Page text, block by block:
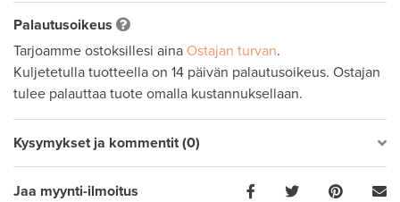
Palautusoikeus
Tarjoamme ostoksillesi aina Ostajan turvan.
Kuljetetulla tuotteella on 14 päivän palautusoikeus. Ostajan
tulee palauttaa tuote omalla kustannuksellaan.
Kysymykset ja kommentit (0)
Jaa myynti-ilmoitus